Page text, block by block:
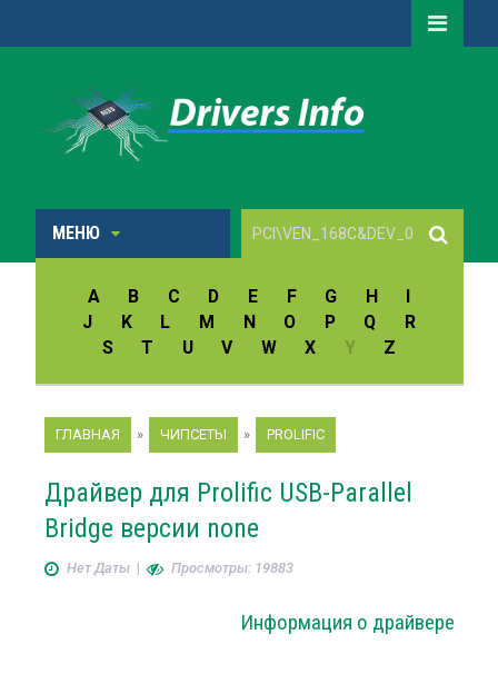
МЕНЮ
A B C D E F G H
I
J
K L M N O P Q
R
S
T U V W X Y Z
ГЛАВНАЯ » ЧИПСЕТЫ » PROLIFIC
Драйвер для Prolific USB-Parallel
Bridge версии none
Нет Даты| Просмотры: 19883
Информация о драйвере